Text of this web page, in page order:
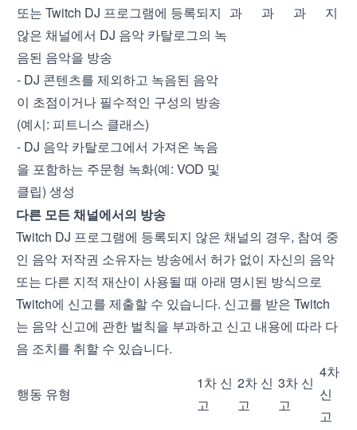
또는 Twitch DJ 프로그램에 등록되지
않은 채널에서 DJ 음악 카탈로그의 녹
음된 음악을 방송
- DJ 콘텐츠를 제외하고 녹음된 음악
이 초점이거나 필수적인 구성의 방송
(예시: 피트니스 클래스)
- DJ 음악 카탈로그에서 가져온 녹음
을 포함하는 주문형 녹화(예: VOD 및
클립) 생성
과
과
과
지
다른 모든 채널에서의 방송
Twitch DJ 프로그램에 등록되지 않은 채널의 경우, 참여 중
인 음악 저작권 소유자는 방송에서 허가 없이 자신의 음악
또는 다른 지적 재산이 사용될 때 아래 명시된 방식으로
Twitch에 신고를 제출할 수 있습니다. 신고를 받은 Twitch
는 음악 신고에 관한 벌칙을 부과하고 신고 내용에 따라 다
음 조치를 취할 수 있습니다.
행동 유형
1차 신
고
2차 신
고
3차 신
고
4차
신
고